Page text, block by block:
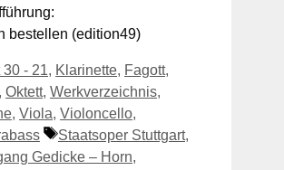
bestellen (edition49)
30 - 21, Klarinette, Fagott,
, Oktett, Werkverzeichnis,
, Viola, Violoncello,
Schlagwörter
Staatsoper Stuttgart,
Gedicke – Horn,